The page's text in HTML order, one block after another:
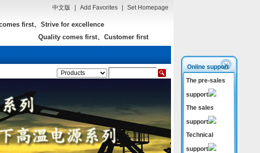
中文版 Add Favorites Set Homepage
first、 Strive for excellence
Quality comes first、 Customer first
Online support
The pre-sales
support
The sales
support
Technical
support